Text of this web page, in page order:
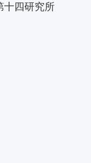
十四研究所